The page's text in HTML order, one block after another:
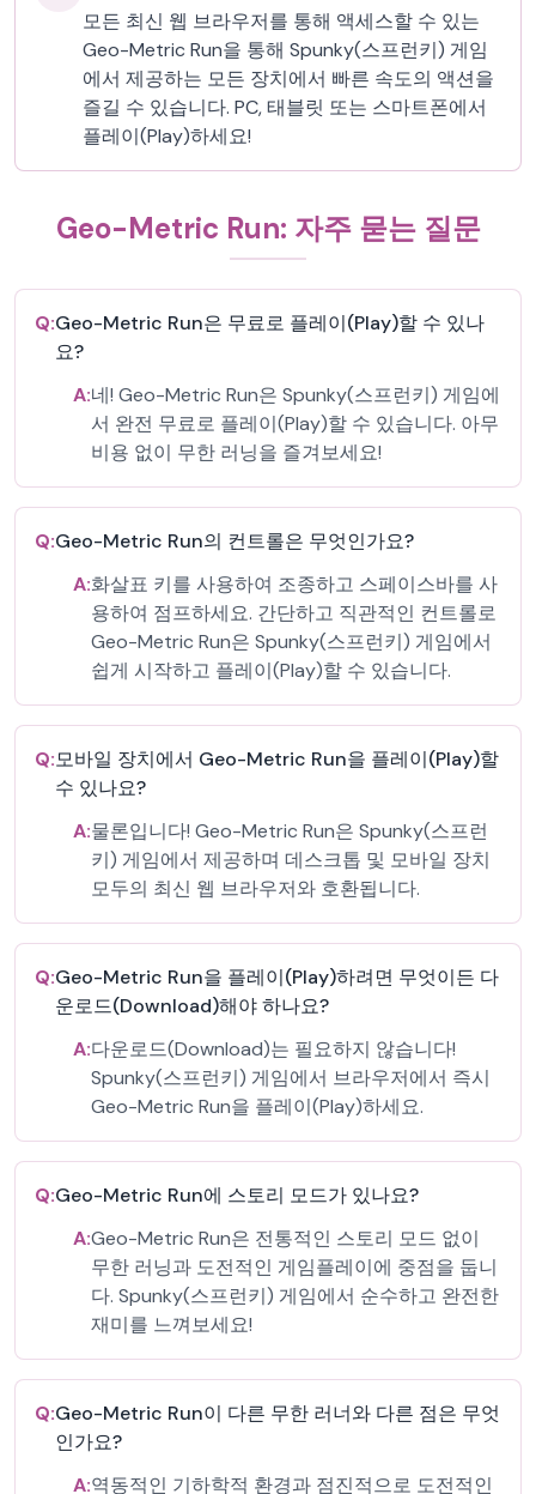
모든 최신 웹 브라우저를 통해 액세스할 수 있는
Geo-Metric Run을 통해 Spunky(스프런키) 게임
에서 제공하는 모든 장치에서 빠른 속도의 액션을
즐길 수 있습니다. PC, 태블릿 또는 스마트폰에서
플레이(Play)하세요!
Geo-Metric Run: 자주 묻는 질문
Q:Geo-Metric Run은 무료로 플레이(Play)할 수 있나
요?
A:네! Geo-Metric Run은 Spunky(스프런키) 게임에
서 완전 무료로 플레이(Play)할 수 있습니다. 아무
비용 없이 무한 러닝을 즐겨보세요!
Q:Geo-Metric Run의 컨트롤은 무엇인가요?
A:화살표 키를 사용하여 조종하고 스페이스바를 사
용하여 점프하세요. 간단하고 직관적인 컨트롤로
Geo-Metric Run은 Spunky(스프런키) 게임에서
쉽게 시작하고 플레이(Play)할 수 있습니다.
Q:모바일 장치에서 Geo-Metric Run을 플레이(Play)할
수 있나요?
A:물론입니다! Geo-Metric Run은 Spunky(스프런
키) 게임에서 제공하며 데스크톱 및 모바일 장치
모두의 최신 웹 브라우저와 호환됩니다.
Q:Geo-Metric Run을 플레이(Play)하려면 무엇이든 다
운로드(Download)해야 하나요?
A:다운로드(Download)는 필요하지 않습니다!
Spunky(스프런키) 게임에서 브라우저에서 즉시
Geo-Metric Run을 플레이(Play)하세요.
Q:Geo-Metric Run에 스토리 모드가 있나요?
A:Geo-Metric Run은 전통적인 스토리 모드 없이
무한 러닝과 도전적인 게임플레이에 중점을 둡니
다. Spunky(스프런키) 게임에서 순수하고 완전한
재미를 느껴보세요!
Q:Geo-Metric Run이 다른 무한 러너와 다른 점은 무엇
인가요?
A:역동적인 기하학적 환경과 점진적으로 도전적인